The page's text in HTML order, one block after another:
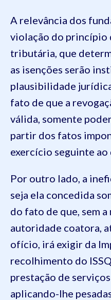
A relevância dos
violação do princípio
tributária, que
as isenções serão
plausibilidade
fato de que a
válida, somente
partir dos fatos
exercício seguinte ao
Por outro lado, a
seja ela concedida
do fato de que, sem
autoridade coatora,
ofício, irá exigir da
recolhimento do
prestação de
aplicando-lhe